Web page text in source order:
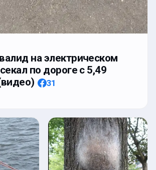
на электрическом
по дороге с 5,49
31